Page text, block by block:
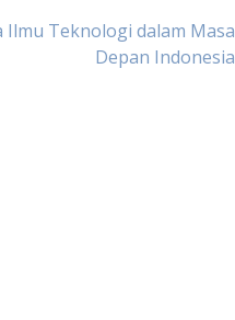
Teknologi dalam Masa
Depan Indonesia